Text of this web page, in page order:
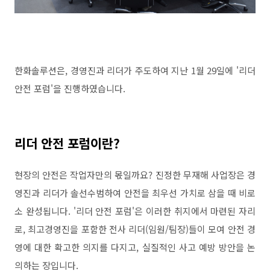
한화솔루션은, 경영진과 리더가 주도하여 지난 1월 29일에 '리더
안전 포럼'을 진행하였습니다.
리더 안전 포럼이란?
현장의 안전은 작업자만의 몫일까요? 진정한 무재해 사업장은 경
영진과 리더가 솔선수범하여 안전을 최우선 가치로 삼을 때 비로
소 완성됩니다. '리더 안전 포럼'은 이러한 취지에서 마련된 자리
로, 최고경영진을 포함한 전사 리더(임원/팀장)들이 모여 안전 경
영에 대한 확고한 의지를 다지고, 실질적인 사고 예방 방안을 논
의하는 장입니다.